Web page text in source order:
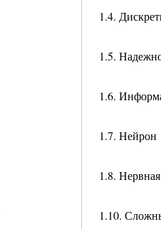
1.4.
1.5.
1.6.
1.7. Нейрон
1.8.
1.10.